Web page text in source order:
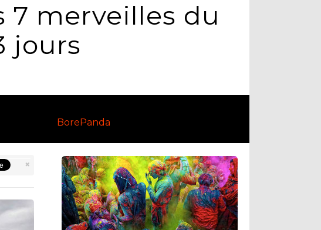
7 merveilles du
jours
BorePanda
×